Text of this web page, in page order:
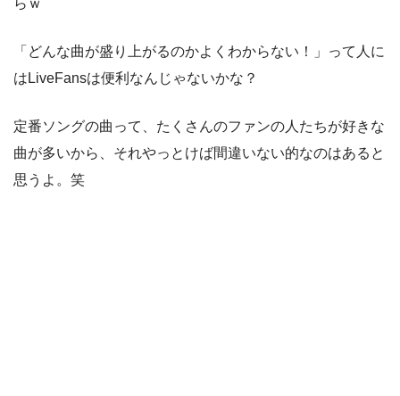
らｗ
「どんな曲が盛り上がるのかよくわからない！」って人に
はLiveFansは便利なんじゃないかな？
定番ソングの曲って、たくさんのファンの人たちが好きな
曲が多いから、それやっとけば間違いない的なのはあると
思うよ。笑